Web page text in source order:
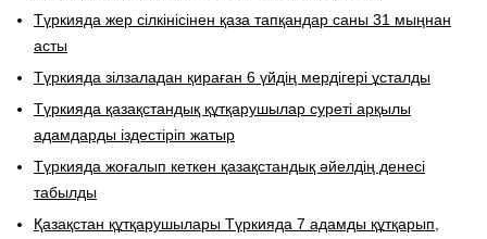
Түркияда жер сілкінісінен қаза тапқандар саны 31 мыңнан
асты
Түркияда зілзаладан қираған 6 үйдің мердігері ұсталды
Түркияда қазақстандық құтқарушылар суреті арқылы
адамдарды іздестіріп жатыр
Түркияда жоғалып кеткен қазақстандық әйелдің денесі
табылды
Қазақстан құтқарушылары Түркияда 7 адамды құтқарып,